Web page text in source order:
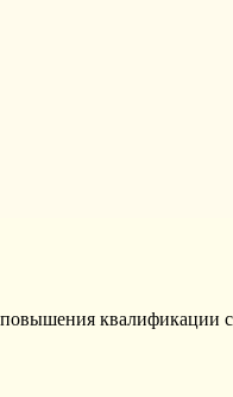
повышения квалификации